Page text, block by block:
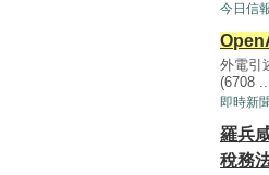
今日信
外電引
(6708
即時新
羅兵
稅務